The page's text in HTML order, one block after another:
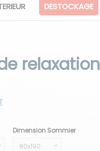
DESTOCKAGE
Dimension Sommier